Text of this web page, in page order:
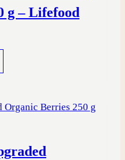
g – Lifefood